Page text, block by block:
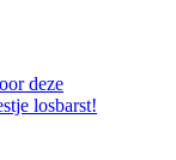
deze
losbarst!